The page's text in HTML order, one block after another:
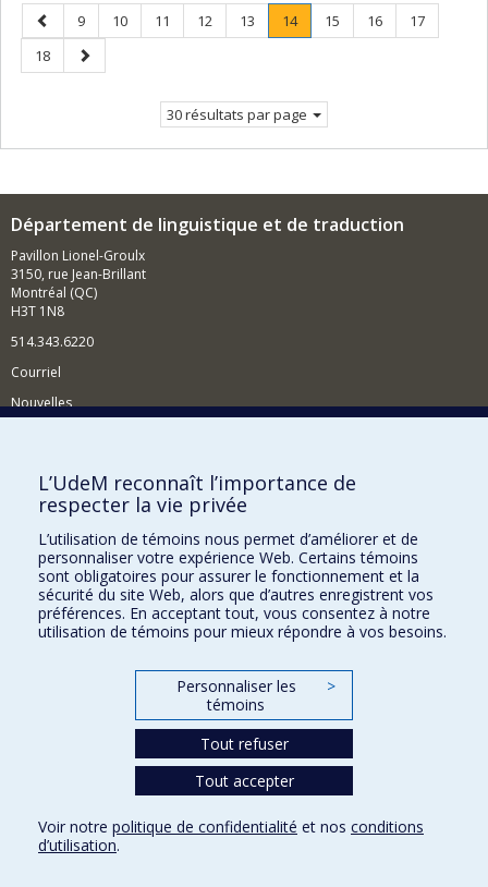
Page
précédente
Page
9 Page
10 Page
11 Page
12 Page
13 Page
14.
Page
Page
15 Page
16 Page
17
Page
18
Page
suivante
30 résultats par page
Département de linguistique et de traduction
Pavillon Lionel-Groulx
3150, rue Jean-Brillant
Montréal (QC)
H3T 1N8
514.343.6220
Courriel
Nouvelles
Comment soutenir le Département?
BESOIN D'AIDE?
Plan du site
Signaler une erreur
Accessibilité
FACULTÉ DES ARTS ET DES SCIENCES
Nos départements et écoles
Conditions d’utilisation
L’UdeM reconnaît l’importance de
respecter la vie privée
L’utilisation de témoins nous permet d’améliorer et de
personnaliser votre expérience Web. Certains témoins
sont obligatoires pour assurer le fonctionnement et la
sécurité du site Web, alors que d’autres enregistrent vos
préférences. En acceptant tout, vous consentez à notre
utilisation de témoins pour mieux répondre à vos besoins.
Personnaliser les
témoins
>
Tout refuser
Tout accepter
Voir notre politique de confidentialité et nos conditions
d’utilisation.